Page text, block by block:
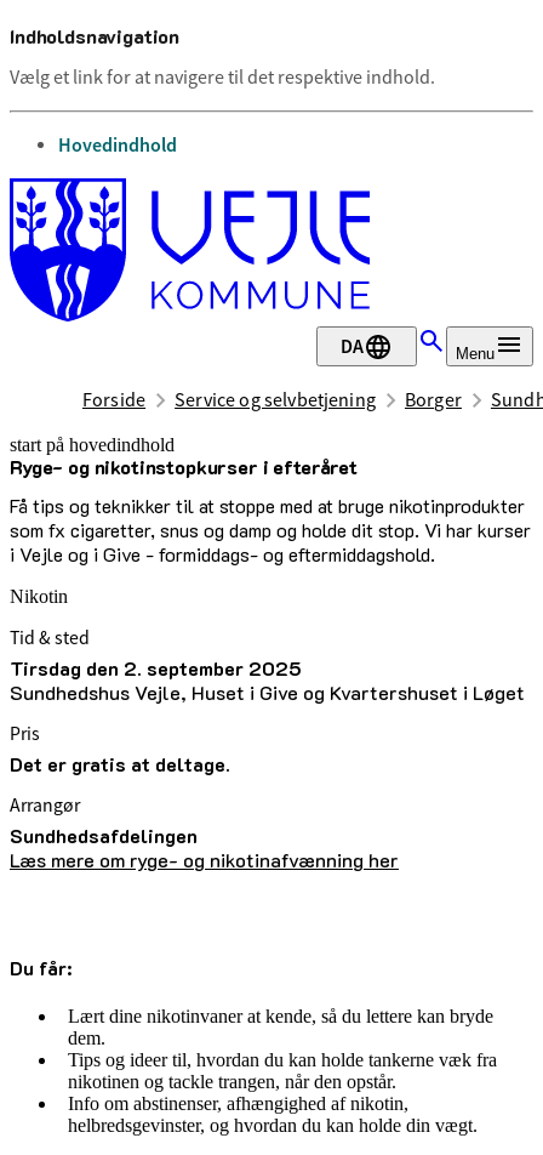
Indholdsnavigation
Vælg et link for at navigere til det respektive indhold.
gå til
Hovedindhold
DA Menu
Forside Service og selvbetjening Borger
start på hovedindhold
Ryge- og nikotinstopkurser i efteråret
Få tips og teknikker til at stoppe med at bruge nikotinprodukter
som fx cigaretter, snus og damp og holde dit stop. Vi har kurser
i Vejle og i Give - formiddags- og eftermiddagshold.
senest opdateret 17. juni 2025
Nikotin
Tid & sted
tirsdag den 2. september 2025
Sundhedshus Vejle, Huset i Give og Kvartershuset i Løget
Pris
Det er gratis at deltage.
Arrangør
Sundhedsafdelingen
Læs mere om ryge- og nikotinafvænning her
Du får:
Lært dine nikotinvaner at kende, så du lettere kan bryde
dem.
Tips og ideer til, hvordan du kan holde tankerne væk fra
nikotinen og tackle trangen, når den opstår.
Info om abstinenser, afhængighed af nikotin,
helbredsgevinster, og hvordan du kan holde din vægt.